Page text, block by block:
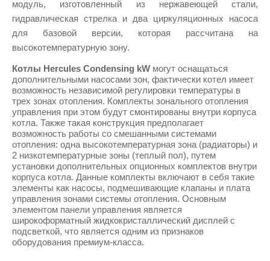
модуль, изготовленный из нержавеющей стали,
гидравлическая стрелка и два циркуляционных насоса
для базовой версии, которая рассчитана на
высокотемпературную зону.
Котлы Hercules Сondensing kW могут оснащаться
дополнительными насосами зон, фактически котел имеет
возможность независимой регулировки температуры в
трех зонах отопления. Комплекты зонального отопления
управления при этом будут смонтированы внутри корпуса
котла. Также такая конструкция предполагает
возможность работы со смешанными системами
отопления: одна высокотемпературная зона (радиаторы) и
2 низкотемпературные зоны (теплый пол), путем
установки дополнительных опционных комплектов внутри
корпуса котла. Данные комплекты включают в себя такие
элементы как насосы, подмешивающие клапаны и плата
управления зонами системы отопления. Основным
элементом панели управления является
широкоформатный жидкокристаллический дисплей с
подсветкой, что является одним из признаков
оборудования премиум-класса.